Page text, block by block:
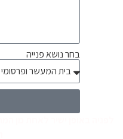
בחר נושא פנייה